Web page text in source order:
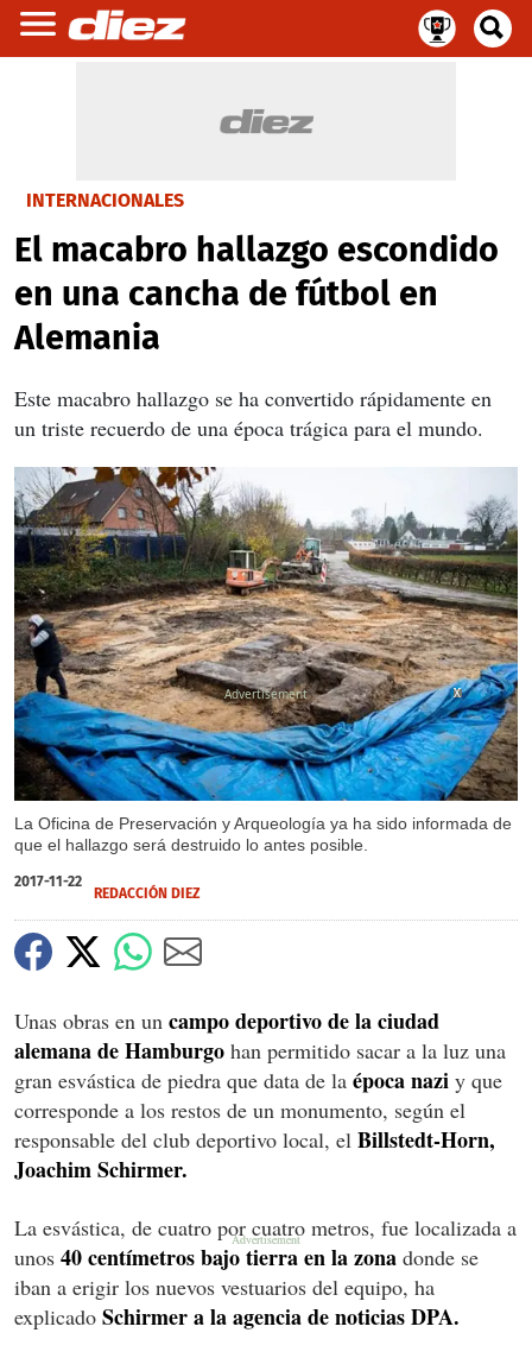
INTERNACIONALES
El macabro hallazgo escondido
en una cancha de fútbol en
Alemania
Este macabro hallazgo se ha convertido rápidamente en
un triste recuerdo de una época trágica para el mundo.
La Oficina de Preservación y Arqueología ya ha sido informada de
que el hallazgo será destruido lo antes posible.
X
X
X
2017-11-22
REDACCIÓN DIEZ
Unas obras en un campo deportivo de la ciudad
alemana de Hamburgo han permitido sacar a la luz una
gran esvástica de piedra que data de la época nazi y que
corresponde a los restos de un monumento, según el
responsable del club deportivo local, el Billstedt-Horn,
Joachim Schirmer.
La esvástica, de cuatro por cuatro metros, fue localizada a
unos 40 centímetros bajo tierra en la zona donde se
iban a erigir los nuevos vestuarios del equipo, ha
explicado Schirmer a la agencia de noticias DPA.